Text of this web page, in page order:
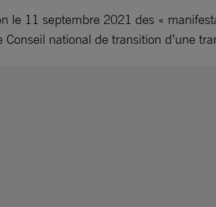
le 11 septembre 2021 des «
national de transition d’une